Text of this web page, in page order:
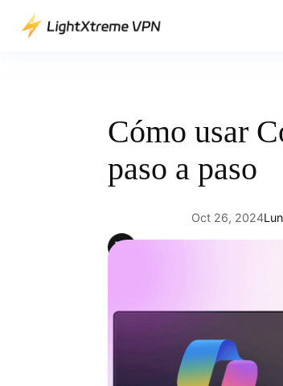
Saltar
Cómo usar
paso a paso
Oct 26, 2024